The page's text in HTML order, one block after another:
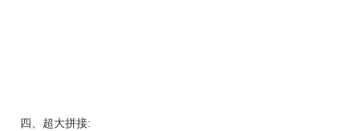
四、超大拼接: